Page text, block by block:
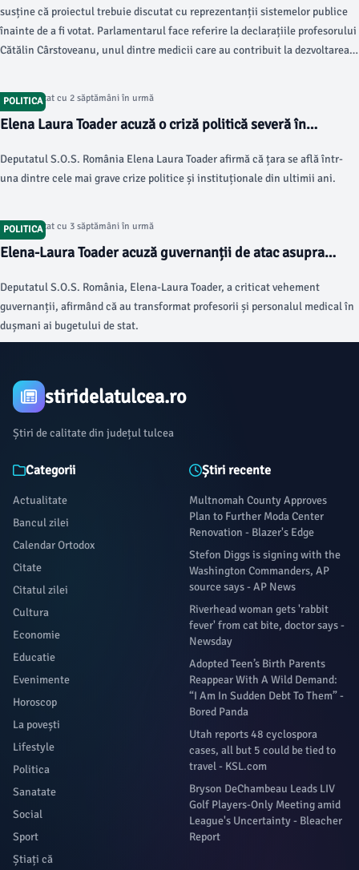
susține că proiectul trebuie discutat cu reprezentanții sistemelor publice
înainte de a fi votat. Parlamentarul face referire la declarațiile profesorului
Cătălin Cârstoveanu, unul dintre medicii care au contribuit la dezvoltarea
POLITICA
Articol postat cu 2 săptămâni în urmă
Elena Laura Toader acuză o criză politică severă în
Deputatul S.O.S. România Elena Laura Toader afirmă că țara se află într-
una dintre cele mai grave crize politice și instituționale din ultimii ani.
POLITICA
Articol postat cu 3 săptămâni în urmă
Elena-Laura Toader acuză guvernanții de atac asupra
Deputatul S.O.S. România, Elena-Laura Toader, a criticat vehement
guvernanții, afirmând că au transformat profesorii și personalul medical în
dușmani ai bugetului de stat.
stiridelatulcea.ro
Știri de calitate din județul tulcea
Categorii
Actualitate
Bancul zilei
Calendar Ortodox
Citate
Citatul zilei
Cultura
Economie
Educatie
Evenimente
Horoscop
La povești
Lifestyle
Politica
Sanatate
Social
Sport
Știați că
Știri recente
Multnomah County Approves
Plan to Further Moda Center
Renovation - Blazer's Edge
Stefon Diggs is signing with the
Washington Commanders, AP
source says - AP News
Riverhead woman gets 'rabbit
fever' from cat bite, doctor says -
Newsday
Adopted Teen’s Birth Parents
Reappear With A Wild Demand:
“I Am In Sudden Debt To Them” -
Bored Panda
Utah reports 48 cyclospora
cases, all but 5 could be tied to
travel - KSL.com
Bryson DeChambeau Leads LIV
Golf Players-Only Meeting amid
League's Uncertainty - Bleacher
Report